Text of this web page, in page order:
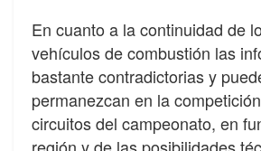
En cuanto a la continuidad de
vehículos de combustión las
bastante contradictorias y
permanezcan en la
circuitos del campeonato, en